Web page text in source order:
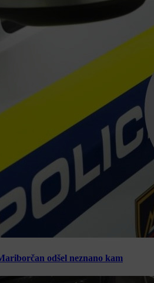
odšel neznano kam